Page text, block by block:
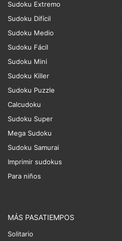
Sudoku Extremo
Sudoku Difícil
Sudoku Medio
Sudoku Fácil
Sudoku Mini
Sudoku Killer
Sudoku Puzzle
Calcudoku
Sudoku Super
Mega Sudoku
Sudoku Samurai
Imprimir sudokus
Para niños
MÁS PASATIEMPOS
Solitario